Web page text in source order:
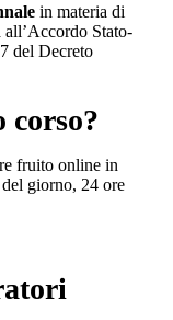
in materia di
Stato-
del Decreto
corso?
fruito online in
giorno, 24 ore